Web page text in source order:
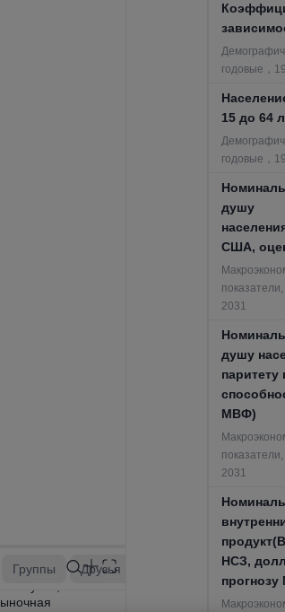
годовые，
15 до 64
годовые，
душу
США,
2031
душу
паритету
МВФ)
2031
НСЗ,